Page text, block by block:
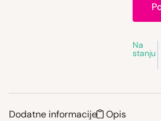
Na
stanju
Dodatne informacije Opis